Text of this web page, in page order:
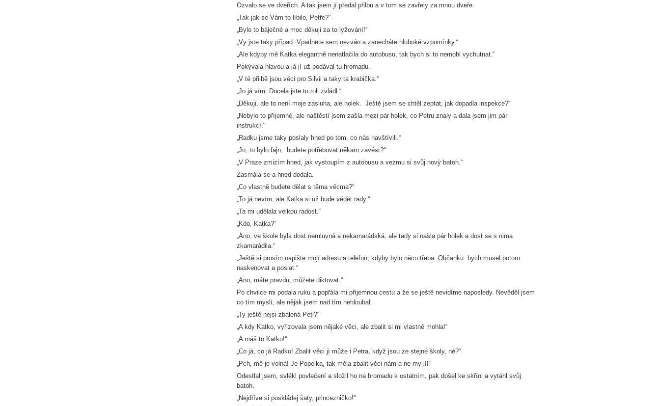
Ozvalo se ve dveřích. A tak jsem jí předal přilbu a v tom se zavřely za mnou dveře.
„Tak jak se Vám to líbilo, Petře?“
„Bylo to báječné a moc děkuji za to lyžování!“
„Vy jste taky případ. Vpadnete sem nezván a zanecháte hluboké vzpomínky.“
„Ale kdyby mě Katka elegantně nenatlačila do autobusu, tak bych si to nemohl vychutnat.“
Pokývala hlavou a já jí už podával tu hromadu.
„V té přilbě jsou věci pro Silvii a taky ta krabička.“
„Jo já vím. Docela jste tu roli zvládl.“
„Děkuji, ale to není moje zásluha, ale holek. Ještě jsem se chtěl zeptat, jak dopadla inspekce?“
„Nebylo to příjemné, ale naštěstí jsem zašla mezi pár holek, co Petru znaly a dala jsem jim pár
instrukcí.“
„Radku jsme taky poslaly hned po tom, co nás navštívili.“
„Jo, to bylo fajn, budete potřebovat někam zavést?“
„V Praze zmizím hned, jak vystoupím z autobusu a vezmu si svůj nový batoh.“
Zasmála se a hned dodala.
„Co vlastně budete dělat s těma věcma?“
„To já nevím, ale Katka si už bude vědět rady.“
„Ta mi udělala velkou radost.“
„Kdo, Katka?“
„Ano, ve škole byla dost nemluvná a nekamarádská, ale tady si našla pár holek a dost se s nima
zkamarádila.“
„Ještě si prosím napište mojí adresu a telefon, kdyby bylo něco třeba. Občanku bych musel potom
naskenovat a poslat.“
„Ano, máte pravdu, můžete diktovat.“
Po chvilce mi podala ruku a popřála mi příjemnou cestu a že se ještě nevidíme naposledy. Nevěděl jsem
co tím myslí, ale nějak jsem nad tím nehloubal.
„Ty ještě nejsi zbalená Peti?“
„A kdy Katko, vyřizovala jsem nějaké věci, ale zbalit si mi vlastně mohla!“
„A máš to Katko!“
„Co já, co já Radko! Zbalit věci jí může i Petra, když jsou ze stejné školy, né?“
„Pch, mě je volná! Je Popelka, tak měla zbalit věci nám a ne my jí!“
Odestlal jsem, svlékl povlečení a složil ho na hromadu k ostatním, pak došel ke skříni a vytáhl svůj
batoh.
„Nejdříve si poskládej šaty, princezničko!“